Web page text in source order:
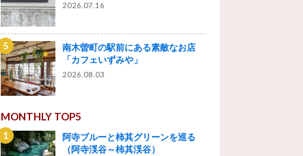
2026.07.16
南木曽町の駅前にある素敵なお店
「カフェいずみや」
2026.08.03
MONTHLY TOP5
阿寺ブルーと柿其グリーンを巡る
（阿寺渓谷～柿其渓谷）